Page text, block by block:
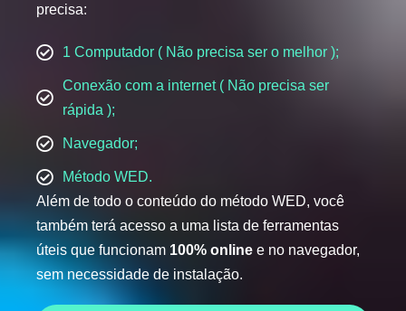
precisa:
1 Computador ( Não precisa ser o melhor );
Conexão com a internet ( Não precisa ser
rápida );
Navegador;
Método WED.
Além de todo o conteúdo do método WED, você
também terá acesso a uma lista de ferramentas
úteis que funcionam 100% online e no navegador,
sem necessidade de instalação.